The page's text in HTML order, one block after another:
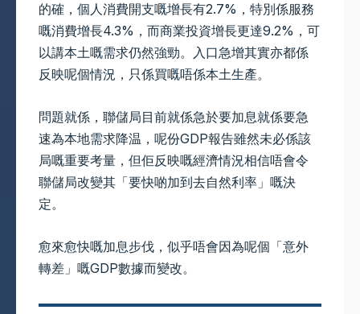
的確，個人消費開支嘅增長有2.7%，特別係服務
嘅消費增長4.3%，而商業投資增長更達9.2%，可
以講本土嘅需求仍然強勁。入口急增其實亦都係
反映呢個情況，只係買嘅唔係本土生產。
問題就係，聯儲局目前就係急於要加息就係要急
速為本地需求降温，呢份GDP報告雖然未必係該
局嘅重要考量，但佢反映嘅經濟情況相信唔會令
聯儲局改變其「要快啲加到去自然利率」嘅決
定。
愈來愈快嘅加息步伐，似乎唔會因為呢個「意外
轉差」嘅GDP數據而變改。